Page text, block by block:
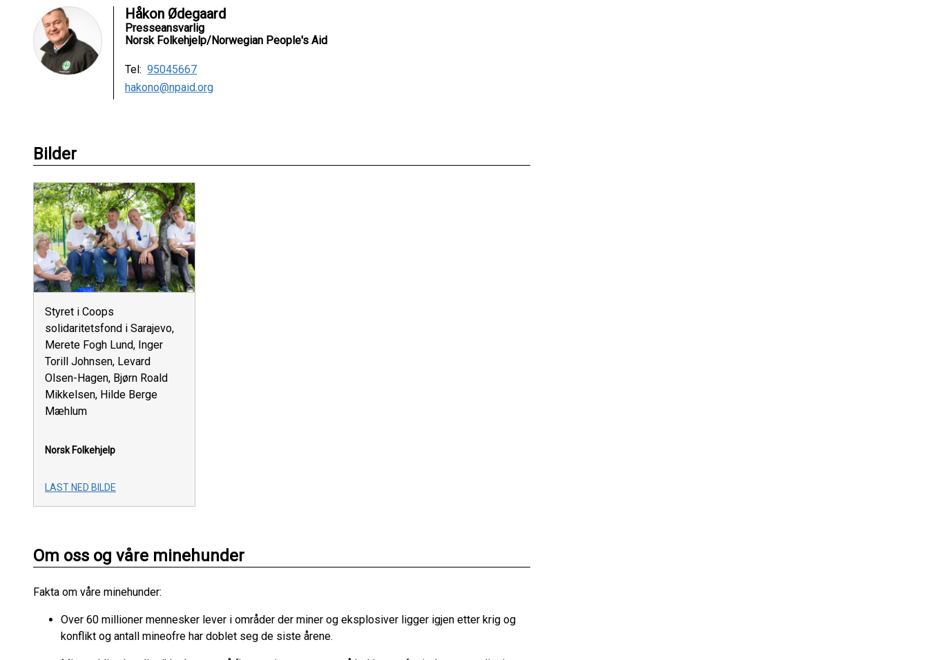
Håkon Ødegaard
Presseansvarlig
Norsk Folkehjelp/Norwegian People's Aid
Tel: 95045667
hakono@npaid.org
Bilder
Styret i Coops
solidaritetsfond i Sarajevo,
Merete Fogh Lund, Inger
Torill Johnsen, Levard
Olsen-Hagen, Bjørn Roald
Mikkelsen, Hilde Berge
Mæhlum
Norsk Folkehjelp
LAST NED BILDE
Om oss og våre minehunder
Fakta om våre minehunder:
Over 60 millioner mennesker lever i områder der miner og eksplosiver ligger igjen etter krig og
konflikt og antall mineofre har doblet seg de siste årene.